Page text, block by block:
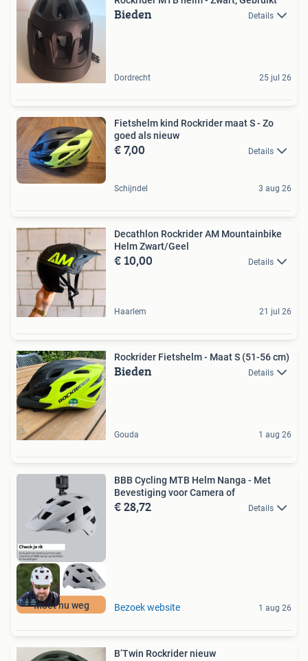
Bieden Details
Dordrecht 25 jul 26
Fietshelm kind Rockrider maat S - Zo
goed als nieuw
€ 7,00 Details
Schijndel 3 aug 26
Decathlon Rockrider AM Mountainbike
Helm Zwart/Geel
€ 10,00 Details
Haarlem 21 jul 26
Rockrider Fietshelm - Maat S (51-56 cm)
Bieden Details
Gouda 1 aug 26
Moet nu weg
BBB Cycling MTB Helm Nanga - Met
Bevestiging voor Camera of
€ 28,72 Details
Bezoek website 1 aug 26
B’Twin Rockrider nieuw